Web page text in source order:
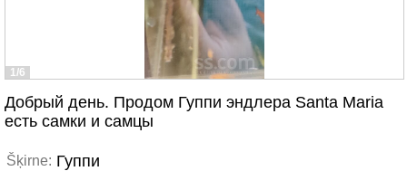
1/6
Добрый день. Продом Гуппи эндлера Santa Maria
есть самки и самцы
Šķirne: Гуппи